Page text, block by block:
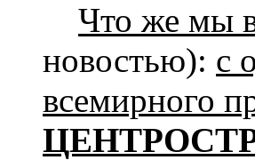
Что же мы
новостью): с
всемирного